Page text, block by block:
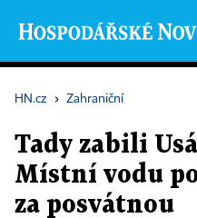
HN.cz › Zahraniční
Tady zabili
Místní vodu
za posvátnou